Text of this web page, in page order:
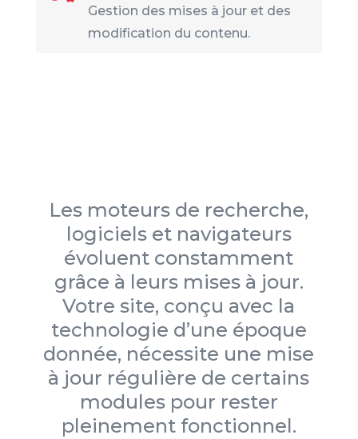
Gestion des mises à jour et des
modification du contenu.
Les moteurs de recherche,
logiciels et navigateurs
évoluent constamment
grâce à leurs mises à jour.
Votre site, conçu avec la
technologie d’une époque
donnée, nécessite une mise
à jour régulière de certains
modules pour rester
pleinement fonctionnel.